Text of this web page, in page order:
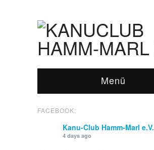
Menü
FACEBOOK:
Kanu-Club Hamm-Marl e.V.
4 days ago